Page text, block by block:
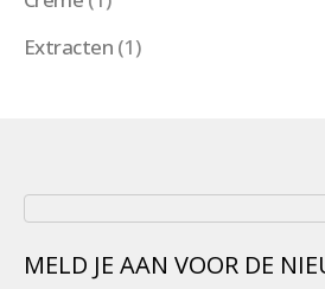
Extracten (1)
MELD JE AAN VOOR DE